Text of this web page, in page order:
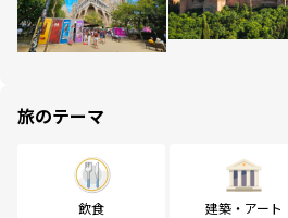
旅のテーマ
飲食 建築・アート